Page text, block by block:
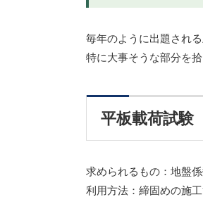
毎年のように出題され
特に大事そうな部分を
平板載荷試験
求められるもの：地盤
利用方法：締固めの施